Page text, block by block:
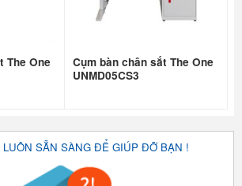
The One
Cụm bàn chân sắt The One
UNMD05CS3
LUÔN SẴN SÀNG ĐỂ GIÚP ĐỠ BẠN !